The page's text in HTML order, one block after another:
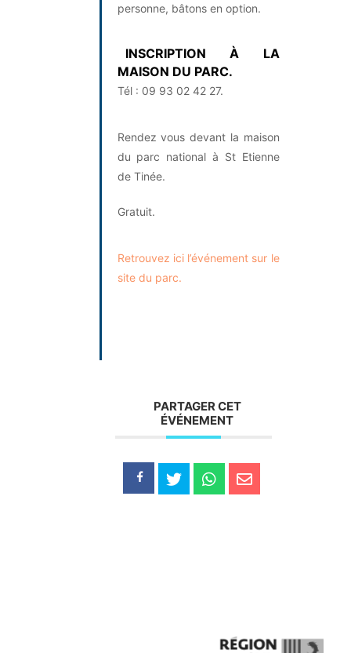
personne, bâtons en option.
INSCRIPTION À LA
MAISON DU PARC.
Tél : 09 93 02 42 27.
Rendez vous devant la maison
du parc national à St Etienne
de Tinée.
Gratuit.
Retrouvez ici l’événement sur le
site du parc.
PARTAGER CET
ÉVÉNEMENT